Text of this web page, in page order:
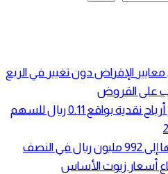
الإقراض دون تغيير في الربع
على القروض
ثوب الأصيل تقر توزيع أرباح نقدية بواقع 0.11 ريال للسهم
لوبريف تضاعف أرباحها إلى 992 مليون ريال في النصف